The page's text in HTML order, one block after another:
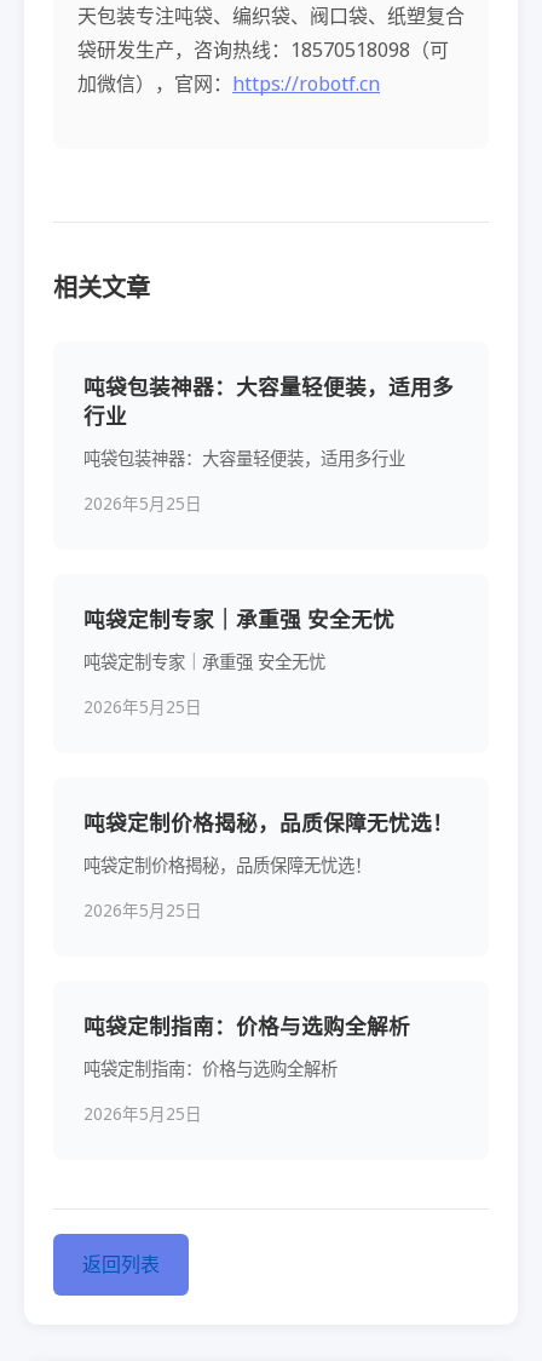
天包装专注吨袋、编织袋、阀口袋、纸塑复合
袋研发生产，咨询热线：18570518098（可
加微信），官网： https://robotf.cn
相关文章
吨袋包装神器：大容量轻便装，适用多
行业
吨袋包装神器：大容量轻便装，适用多行业
2026年5月25日
吨袋定制专家｜承重强 安全无忧
吨袋定制专家｜承重强 安全无忧
2026年5月25日
吨袋定制价格揭秘，品质保障无忧选！
吨袋定制价格揭秘，品质保障无忧选！
2026年5月25日
吨袋定制指南：价格与选购全解析
吨袋定制指南：价格与选购全解析
2026年5月25日
返回列表